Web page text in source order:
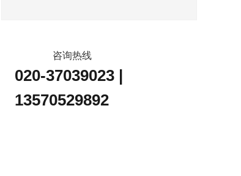
咨询热线
020-37039023 |
13570529892